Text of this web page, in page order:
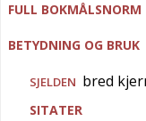
FULL BOKMÅLSNORM
BETYDNING OG BRUK
SJELDEN bred
SITATER